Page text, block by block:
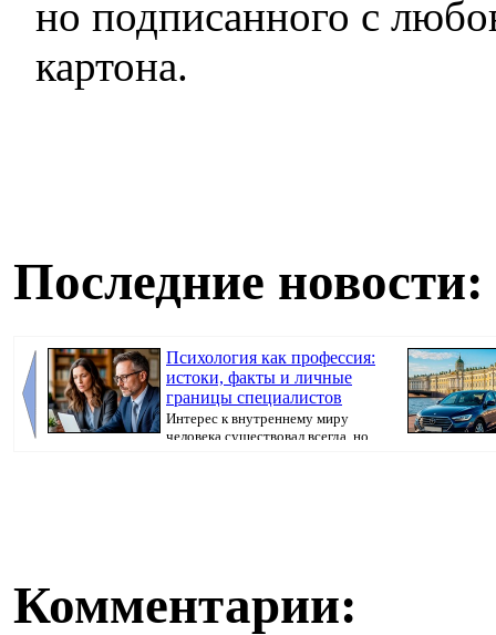
но подписанного с
картона.
Последние новости:
Психология как профессия:
истоки, факты и личные
границы специалистов
Интерес к внутреннему миру
человека существовал всегда, но
Комментарии: